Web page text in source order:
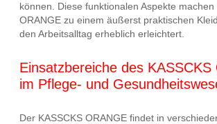
können. Diese funktionalen Aspekte machen
ORANGE zu einem äußerst praktischen
den Arbeitsalltag erheblich erleichtert.
Einsatzbereiche des KASSCKS
im Pflege- und
Der KASSCKS ORANGE findet in